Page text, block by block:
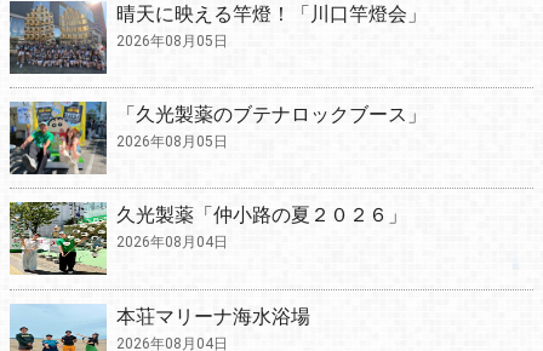
晴天に映える竿燈！「川口竿燈会」
2026年08月05日
「久光製薬のブテナロックブース」
2026年08月05日
久光製薬「仲小路の夏２０２６」
2026年08月04日
本荘マリーナ海水浴場
2026年08月04日